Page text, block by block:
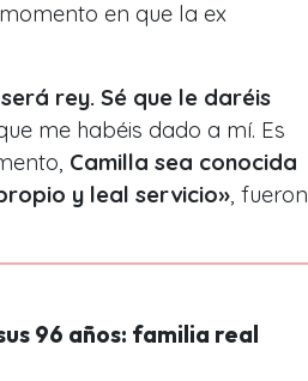
en que la ex
rey. Sé que le daréis
me habéis dado a mí. Es
Camilla sea conocida
y leal servicio», fueron
96 años: familia real